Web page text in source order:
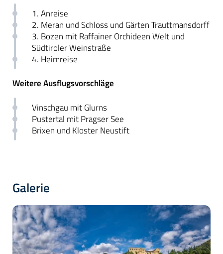
1. Anreise
2. Meran und Schloss und Gärten Trauttmansdorff
3. Bozen mit Raffainer Orchideen Welt und
Südtiroler Weinstraße
4. Heimreise
Weitere Ausflugsvorschläge
Vinschgau mit Glurns
Pustertal mit Pragser See
Brixen und Kloster Neustift
Galerie